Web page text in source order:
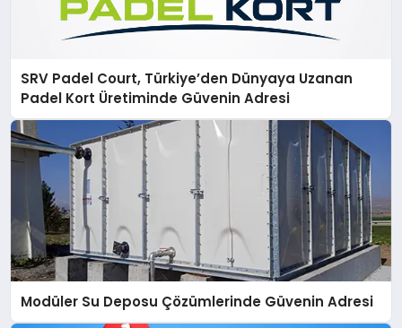
SRV Padel Court, Türkiye’den Dünyaya Uzanan
Padel Kort Üretiminde Güvenin Adresi
Modüler Su Deposu Çözümlerinde Güvenin Adresi